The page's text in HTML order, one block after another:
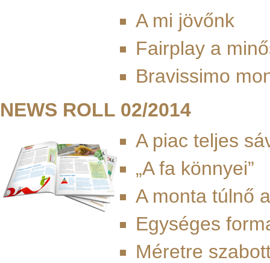
A mi jövőnk
Fairplay a
Bravissimo
NEWS ROLL 02/2014
A piac teljes
„A fa könnyei”
A monta túlnő
Egységes
Méretre